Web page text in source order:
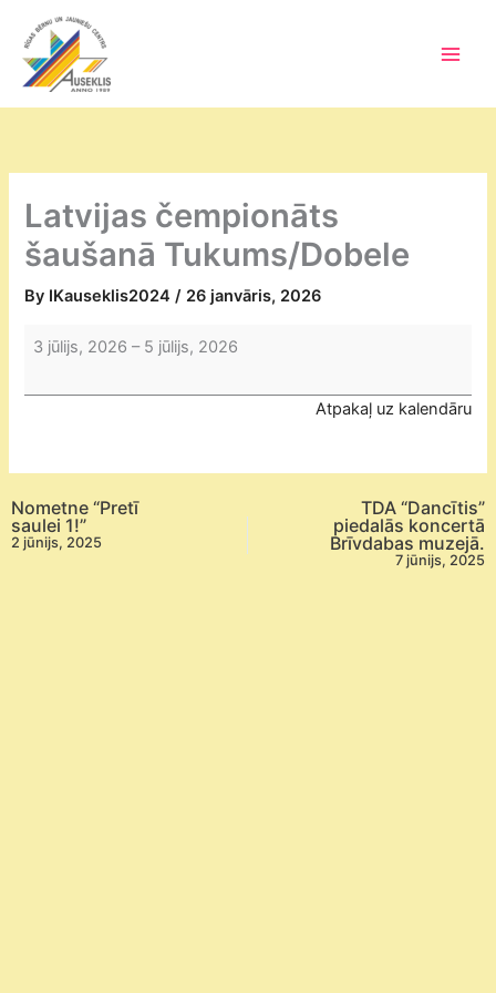
content
Latvijas čempionāts
šaušanā Tukums/Dobele
By IKauseklis2024/ 26 janvāris, 2026
Latvijas
šaušanā
3 jūlijs, 2026 – 5 jūlijs, 2026
Atpakaļ uz kalendāru
Nometne “Pretī
saulei 1!”
2 jūnijs, 2025
TDA “Dancītis”
piedalās koncertā
Brīvdabas muzejā.
7 jūnijs, 2025